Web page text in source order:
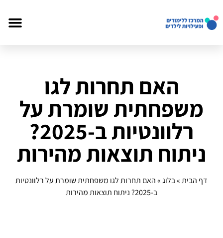
האם תחרות לגו
משפחתית שומרת על
רלוונטיות ב‑2025?
ניתוח תוצאות מהירות
דף הבית»בלוג»האם תחרות לגו משפחתית שומרת על רלוונטיות
ב‑2025? ניתוח תוצאות מהירות